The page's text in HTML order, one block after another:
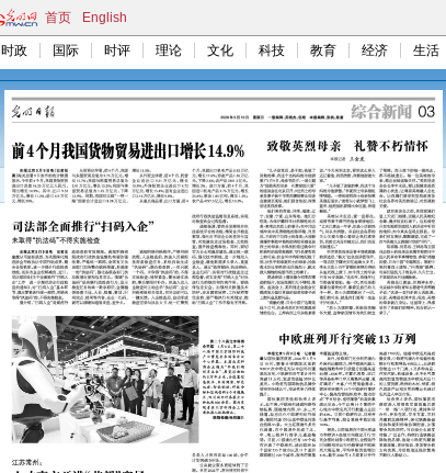
首页 English
时政 国际 时评 理论 文化 科技 教育 经济 生活